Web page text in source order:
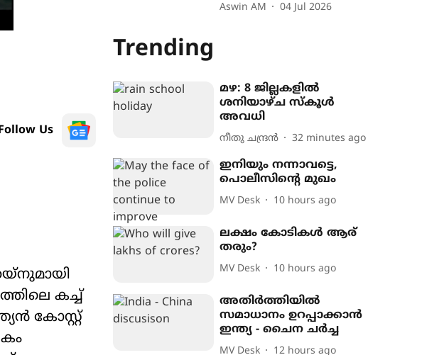
Us
കച്ച്
കോസ്റ്റ്
Aswin AM 04 Jul 2026
Trending
മഴ: 8 ജില്ലകളിൽ
ശനിയാഴ്ച സ്കൂൾ
അവധി
നീതു ചന്ദ്രൻ 32 minutes ago
ഇനിയും നന്നാവട്ടെ,
പൊലീസിന്‍റെ മുഖം
MV Desk 10 hours ago
ലക്ഷം കോടികൾ ആര്
തരും‍?
MV Desk 10 hours ago
അതിർത്തിയിൽ
സമാധാനം ഉറപ്പാക്കാൻ
ഇന്ത്യ - ചൈന ചർച്ച
MV Desk 12 hours ago